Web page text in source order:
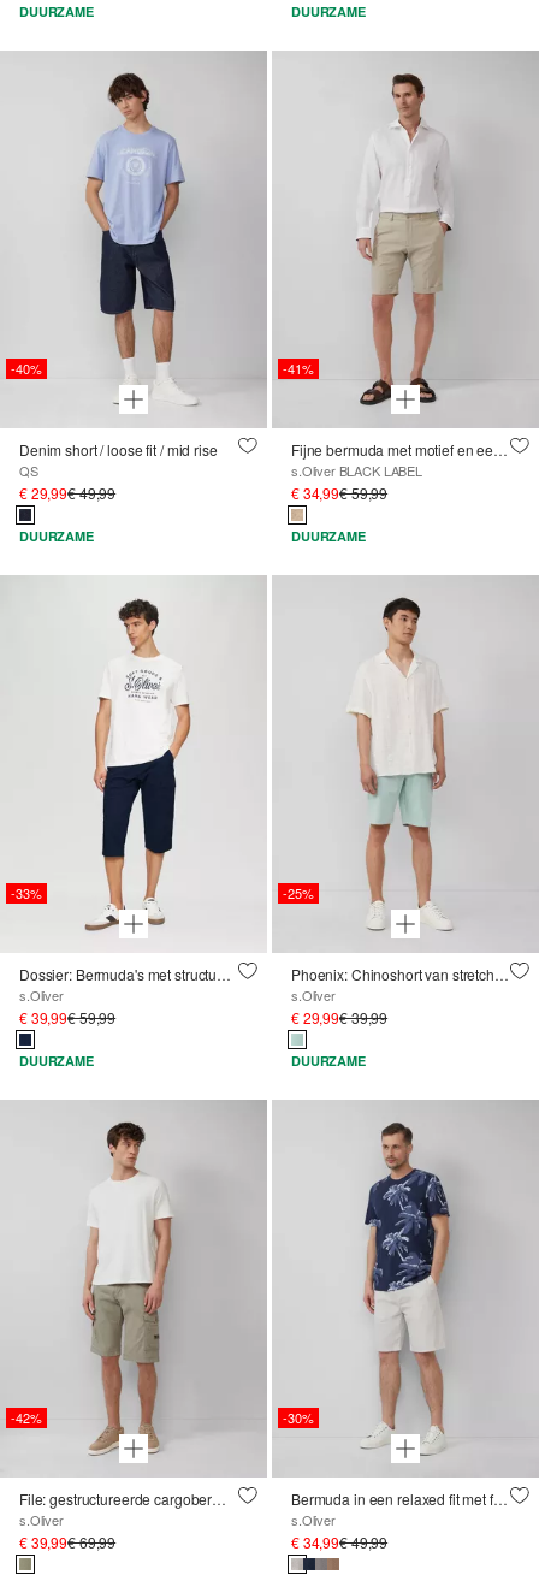
DUURZAME DUURZAME
-40%
Denim short / loose fit / mid rise
QS
€ 29,99€ 49,99
DUURZAME
-41%
Fijne bermuda met motief en een regular fit
s.Oliver BLACK LABEL
€ 34,99€ 59,99
DUURZAME
-33%
Dossier: Bermuda's met structuur en 3/4 lengte in een relaxte pasvorm
s.Oliver
€ 39,99€ 59,99
DUURZAME
-25%
Phoenix: Chinoshort van stretchkatoen
s.Oliver
€ 29,99€ 39,99
DUURZAME
-42%
File: gestructureerde cargobermuda met een relaxed fit
s.Oliver
€ 39,99€ 69,99
-30%
Bermuda in een relaxed fit met fijn motief en elastische band
s.Oliver
€ 34,99€ 49,99